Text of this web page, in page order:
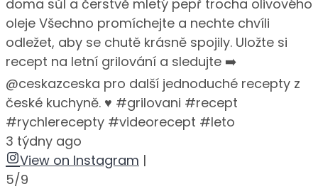
doma sůl a čerstvě mletý pepř trocha olivového
oleje Všechno promíchejte a nechte chvíli
odležet, aby se chutě krásně spojily. Uložte si
recept na letní grilování a sledujte ➡️
@ceskazceska pro další jednoduché recepty z
české kuchyně. ♥️ #grilovani #recept
#rychlerecepty #videorecept #leto
3 týdny ago
View on Instagram |
5/9